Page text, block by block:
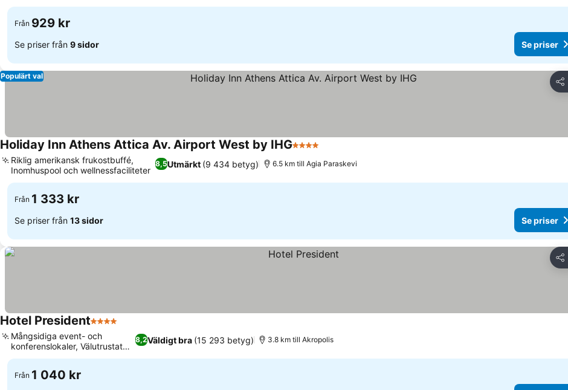
Från 929 kr
Se priser från 9 sidor Se priser
Dela
Populärt val
Holiday Inn Athens Attica Av. Airport West by IHG4 Stjärnor
8,5Utmärkt (9 434 betyg)
Riklig amerikansk frukostbuffé,
Inomhuspool och wellnessfaciliteter
6.5 km till Agia Paraskevi
Från 1 333 kr
Se priser från 13 sidor Se priser
Dela
Hotel President4 Stjärnor
8,2Väldigt bra (15 293 betyg)
Mångsidiga event- och
konferenslokaler, Välutrustat
gym
3.8 km till Akropolis
Från 1 040 kr